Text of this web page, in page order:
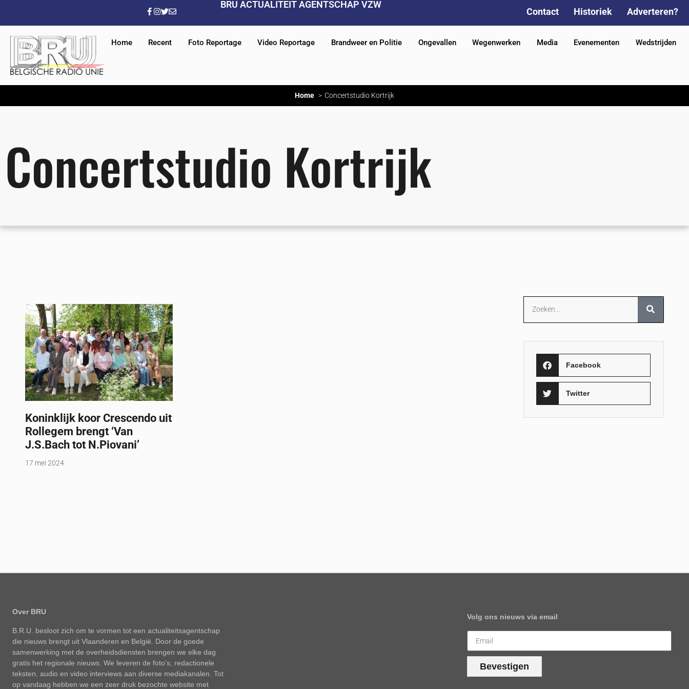
BRU ACTUALITEIT AGENTSCHAP VZW
Contact Historiek Adverteren?
Home Recent Foto Reportage Video Reportage Brandweer en Politie Ongevallen Wegenwerken Media Evenementen Wedstrijden
Home Concertstudio Kortrijk
Concertstudio Kortrijk
Koninklijk koor Crescendo uit
Rollegem brengt ‘Van
J.S.Bach tot N.Piovani’
17 mei 2024
Facebook
Twitter
Over BRU
B.R.U. besloot zich om te vormen tot een actualiteitsagentschap
die nieuws brengt uit Vlaanderen en België. Door de goede
samenwerking met de overheidsdiensten brengen we elke dag
gratis het regionale nieuws. We leveren de foto’s, redactionele
teksten, audio en video interviews aan diverse mediakanalen. Tot
op vandaag hebben we een zeer druk bezochte website met
Volg ons nieuws via email
Bevestigen